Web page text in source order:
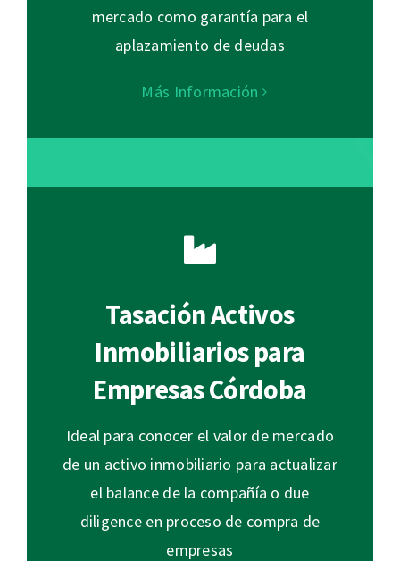
mercado como garantía para el
aplazamiento de deudas
Más Información
Tasación Activos
Inmobiliarios para
Empresas Córdoba
Ideal para conocer el valor de mercado
de un activo inmobiliario para actualizar
el balance de la compañía o due
diligence en proceso de compra de
empresas